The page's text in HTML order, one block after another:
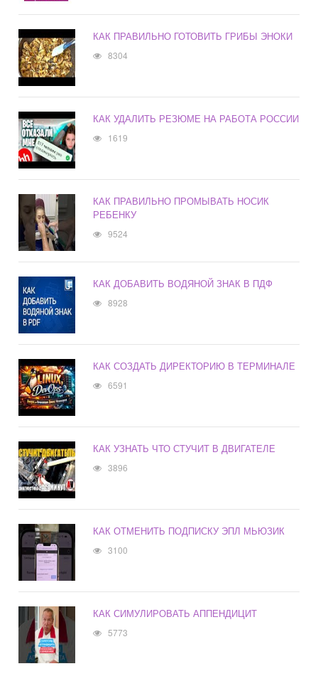
КАК ПРАВИЛЬНО ГОТОВИТЬ ГРИБЫ ЭНОКИ
8304
КАК УДАЛИТЬ РЕЗЮМЕ НА РАБОТА РОССИИ
1619
КАК ПРАВИЛЬНО ПРОМЫВАТЬ НОСИК
РЕБЕНКУ
9524
КАК ДОБАВИТЬ ВОДЯНОЙ ЗНАК В ПДФ
8928
КАК СОЗДАТЬ ДИРЕКТОРИЮ В ТЕРМИНАЛЕ
6591
КАК УЗНАТЬ ЧТО СТУЧИТ В ДВИГАТЕЛЕ
3896
КАК ОТМЕНИТЬ ПОДПИСКУ ЭПЛ МЬЮЗИК
3100
КАК СИМУЛИРОВАТЬ АППЕНДИЦИТ
5773